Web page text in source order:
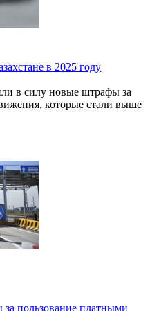
в 2025 году
в силу новые штрафы за
которые стали выше
пользование платными